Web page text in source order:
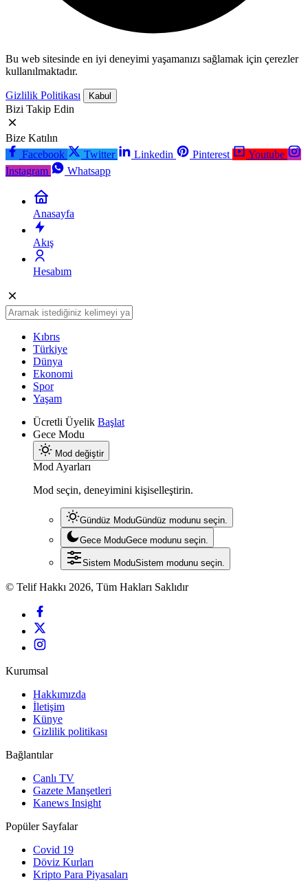
Bu web sitesinde en iyi deneyimi yaşamanızı sağlamak için çerezler
kullanılmaktadır.
Gizlilik Politikası Kabul
Bizi Takip Edin
Bize Katılın
Facebook
Twitter Linkedin Pinterest
Youtube
Instagram
Whatsapp
Anasayfa
Akış
Hesabım
Kıbrıs
Türkiye
Dünya
Ekonomi
Spor
Yaşam
Ücretli Üyelik Başlat
Gece Modu
Mod değiştir
Mod Ayarları
Mod seçin, deneyimini kişiselleştirin.
Gündüz ModuGündüz modunu seçin.
Gece ModuGece modunu seçin.
Sistem ModuSistem modunu seçin.
© Telif Hakkı 2026, Tüm Hakları Saklıdır
Kurumsal
Hakkımızda
İletişim
Künye
Gizlilik politikası
Bağlantılar
Canlı TV
Gazete Manşetleri
Kanews Insight
Popüler Sayfalar
Covid 19
Döviz Kurları
Kripto Para Piyasaları